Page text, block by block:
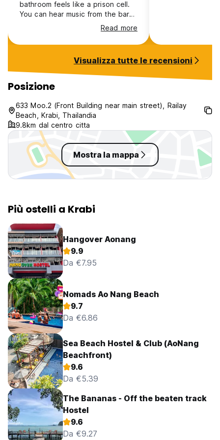
bathroom feels like a prison cell.
You can hear music from the bar
going well past midnight, I
understand that it is a party hostel
but some quiet hours should exist.
Read more
Visualizza tutte le recensioni
Posizione
633 Moo.2 (Front Building near main street), Railay
Beach, Krabi, Thailandia
9.8km dal centro citta
Mostra la mappa
Più ostelli a Krabi
Hangover Aonang
9.9
Da €7.95
Nomads Ao Nang Beach
9.7
Da €6.86
Sea Beach Hostel & Club (AoNang
Beachfront)
9.6
Da €5.39
The Bananas - Off the beaten track
Hostel
9.6
Da €9.27